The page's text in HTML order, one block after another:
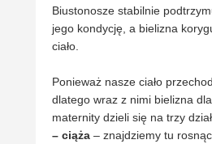
Biustonosze stabilnie
jego kondycję, a bielizna
ciało.
Ponieważ nasze ciało
dlatego wraz z nimi bielizna
maternity dzieli się na trzy
– ciąża – znajdziemy tu